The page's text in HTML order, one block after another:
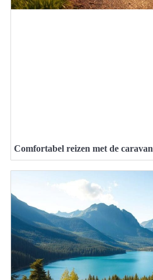
Comfortabel reizen met de caravan